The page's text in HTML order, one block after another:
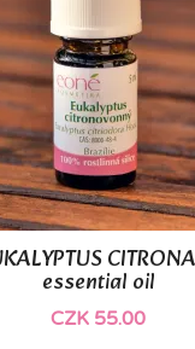
essential oil
CZK 55.00
Quick view